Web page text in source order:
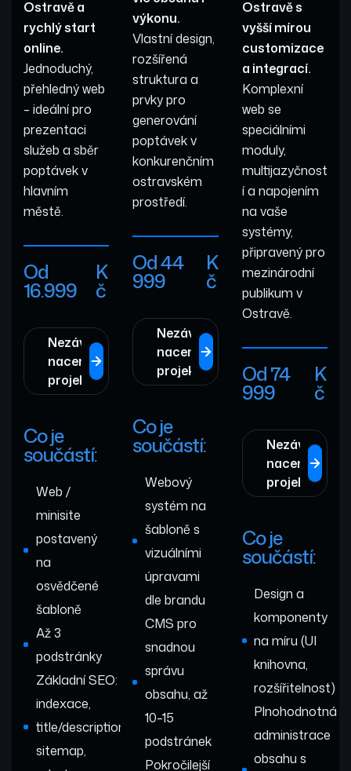
Ostravě a
rychlý start
online.
Jednoduchý,
přehledný web
– ideální pro
prezentaci
služeb a sběr
poptávek v
hlavním
městě.
Od
16.999
K
č
Nezávazně
nacenit
projekt
Co je
součástí:
Web /
minisite
postavený
na
osvědčené
šabloně
Až 3
podstránky
Základní SEO:
indexace,
title/description,
sitemap,
výkonu.
Vlastní design,
rozšířená
struktura a
prvky pro
generování
poptávek v
konkurenčním
ostravském
prostředí.
Od 44
999
K
č
Nezávazně
nacenit
projekt
Co je
součástí:
Webový
systém na
šabloně s
vizuálními
úpravami
dle brandu
CMS pro
snadnou
správu
obsahu, až
10–15
podstránek
Pokročilejší
Ostravě s
vyšší mírou
customizace
a integrací.
Komplexní
web se
speciálními
moduly,
multijazyčnost
í a napojením
na vaše
systémy,
připravený pro
mezinárodní
publikum v
Ostravě.
Od 74
999
K
č
Nezávazně
nacenit
projekt
Co je
součástí:
Design a
komponenty
na míru (UI
knihovna,
rozšířitelnost)
Plnohodnotná
administrace
obsahu s